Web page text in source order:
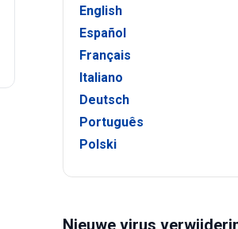
English
Español
Français
Italiano
Deutsch
Português
Polski
Nieuwe virus